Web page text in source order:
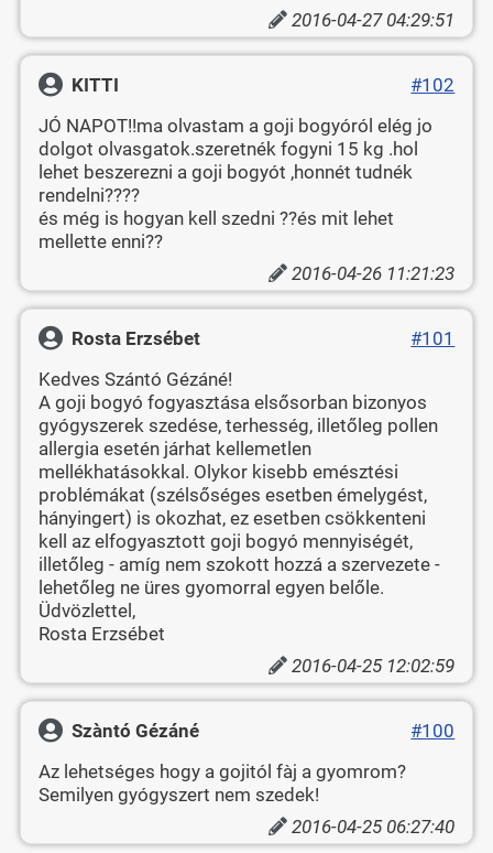
2016-04-27 04:29:51
KITTI
#102
JÓ NAPOT!!ma olvastam a goji bogyóról elég jo
dolgot olvasgatok.szeretnék fogyni 15 kg .hol
lehet beszerezni a goji bogyót ,honnét tudnék
rendelni????
és még is hogyan kell szedni ??és mit lehet
mellette enni??
2016-04-26 11:21:23
Rosta Erzsébet
#101
Kedves Szántó Gézáné!
A goji bogyó fogyasztása elsősorban bizonyos
gyógyszerek szedése, terhesség, illetőleg pollen
allergia esetén járhat kellemetlen
mellékhatásokkal. Olykor kisebb emésztési
problémákat (szélsőséges esetben émelygést,
hányingert) is okozhat, ez esetben csökkenteni
kell az elfogyasztott goji bogyó mennyiségét,
illetőleg - amíg nem szokott hozzá a szervezete -
lehetőleg ne üres gyomorral egyen belőle.
Üdvözlettel,
Rosta Erzsébet
2016-04-25 12:02:59
Szàntó Gézáné
#100
Az lehetséges hogy a gojitól fàj a gyomrom?
Semilyen gyógyszert nem szedek!
2016-04-25 06:27:40